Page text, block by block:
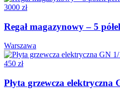
3000 zł
Regał magazynowy – 5
Warszawa
450 zł
Płyta grzewcza